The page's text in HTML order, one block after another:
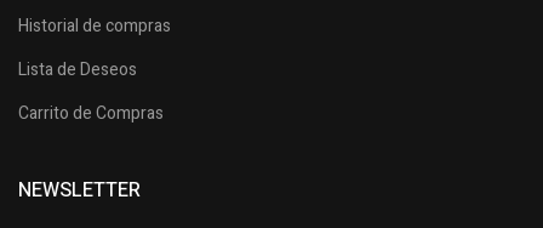
Historial de compras
Lista de Deseos
Carrito de Compras
NEWSLETTER